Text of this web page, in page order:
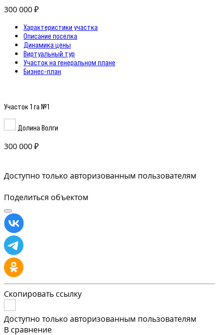
300 000 ₽
Характеристики участка
Описание поселка
Динамика цены
Виртуальный тур
Участок на генеральном плане
Бизнес-план
Участок 1 га №1
Долина Волги
300 000 ₽
Доступно только авторизованным пользователям
Поделиться объектом
Скопировать ссылку
Доступно только авторизованным пользователям
В сравнение